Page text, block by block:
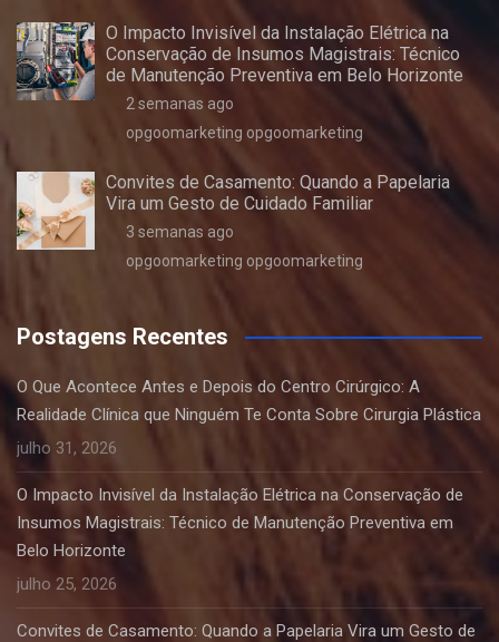
O Impacto Invisível da Instalação Elétrica na
Conservação de Insumos Magistrais: Técnico
de Manutenção Preventiva em Belo Horizonte
2 semanas ago
opgoomarketing opgoomarketing
Convites de Casamento: Quando a Papelaria
Vira um Gesto de Cuidado Familiar
3 semanas ago
opgoomarketing opgoomarketing
Postagens Recentes
O Que Acontece Antes e Depois do Centro Cirúrgico: A
Realidade Clínica que Ninguém Te Conta Sobre Cirurgia Plástica
julho 31, 2026
O Impacto Invisível da Instalação Elétrica na Conservação de
Insumos Magistrais: Técnico de Manutenção Preventiva em
Belo Horizonte
julho 25, 2026
Convites de Casamento: Quando a Papelaria Vira um Gesto de